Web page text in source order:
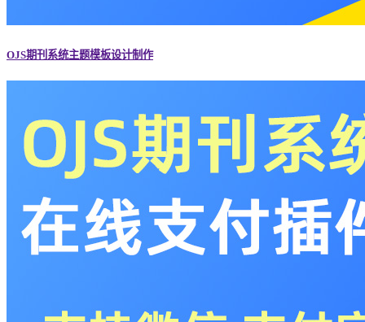
OJS期刊系统主题模板设计制作